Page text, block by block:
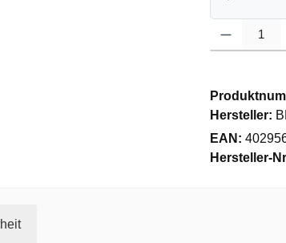
Hersteller:
EAN:
Hersteller-